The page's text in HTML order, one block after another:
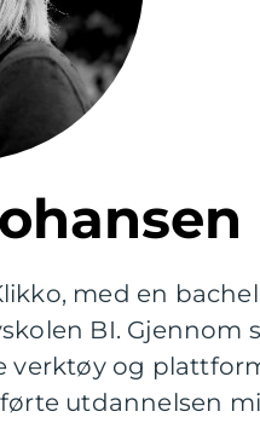
med en
BI. Gjennom
og
utdannelsen